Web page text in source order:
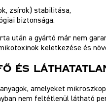
zsírok) stabilitása,
biztonsága.
után a gyártó már nem
keletkezése és
És
amelyeket
nem feltétlenül látható